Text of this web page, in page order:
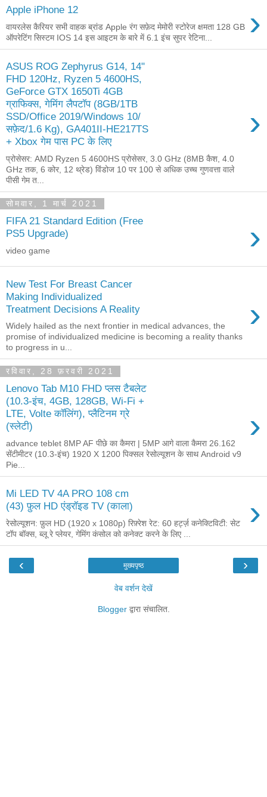
Apple iPhone 12 ›
वायरलेस कैरियर सभी वाहक ब्रांड Apple रंग सफ़ेद मेमोरी स्टोरेज क्षमता 128 GB
ऑपरेटिंग सिस्टम IOS 14 इस आइटम के बारे में 6.1 इंच सुपर रेटिना...
ASUS ROG Zephyrus G14, 14"
FHD 120Hz, Ryzen 5 4600HS,
GeForce GTX 1650Ti 4GB
ग्राफिक्स, गेमिंग लैपटॉप (8GB/1TB
SSD/Office 2019/Windows 10/
सफ़ेद/1.6 Kg), GA401II-HE217TS
+ Xbox गेम पास PC के लिए
›
प्रोसेसर: AMD Ryzen 5 4600HS प्रोसेसर, 3.0 GHz (8MB कैश, 4.0
GHz तक, 6 कोर, 12 थ्रेड) विंडोज 10 पर 100 से अधिक उच्च गुणवत्ता वाले
पीसी गेम त...
सोमवार, 1 मार्च 2021
FIFA 21 Standard Edition (Free
PS5 Upgrade)
›
video game
New Test For Breast Cancer
Making Individualized
Treatment Decisions A Reality
›
Widely hailed as the next frontier in medical advances, the
promise of individualized medicine is becoming a reality thanks
to progress in u...
रविवार, 28 फ़रवरी 2021
Lenovo Tab M10 FHD प्लस टैबलेट
(10.3-इंच, 4GB, 128GB, Wi-Fi +
LTE, Volte कॉलिंग), प्लैटिनम ग्रे
(स्लेटी)
›
advance teblet 8MP AF पीछे का कैमरा | 5MP आगे वाला कैमरा 26.162
सेंटीमीटर (10.3-इंच) 1920 X 1200 पिक्सल रेसोल्यूशन के साथ Android v9
Pie...
Mi LED TV 4A PRO 108 cm
(43) फ़ुल HD एंड्रॉइड TV (काला)
›
रेसोल्यूशन: फ़ुल HD (1920 x 1080p) रिफ़्रेश रेट: 60 हर्ट्ज़ कनेक्टिविटी: सेट
टॉप बॉक्स, ब्लू रे प्लेयर, गेमिंग कंसोल को कनेक्ट करने के लिए ...
‹ ›
मुख्यपृष्ठ
वेब वर्शन देखें
Bloggerद्वारा संचालित.